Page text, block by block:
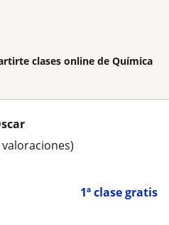
clases online de Química
1ª clase gratis
valoraciones)